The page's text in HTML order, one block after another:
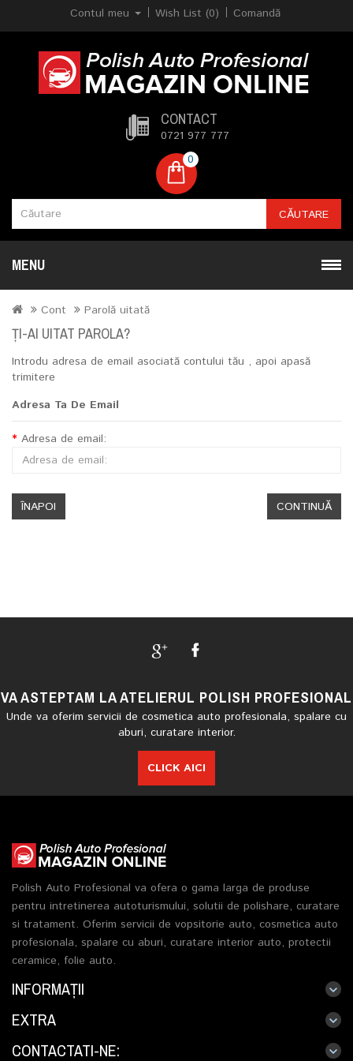
Contul meu Wish List (0) Comandă
CONTACT
0721 977 777
0
CĂUTARE
MENU
Cont Parolă uitată
ŢI-AI UITAT PAROLA?
Introdu adresa de email asociată contului tău , apoi apasă
trimitere
Adresa Ta De Email
Adresa de email:
ÎNAPOI
VA ASTEPTAM LA ATELIERUL POLISH PROFESIONAL
Unde va oferim servicii de cosmetica auto profesionala, spalare cu
aburi, curatare interior.
CLICK AICI
Polish Auto Profesional va ofera o gama larga de produse
pentru intretinerea autoturismului, solutii de polishare, curatare
si tratament. Oferim servicii de vopsitorie auto, cosmetica auto
profesionala, spalare cu aburi, curatare interior auto, protectii
ceramice, folie auto.
INFORMAŢII
EXTRA
CONTACTATI-NE: